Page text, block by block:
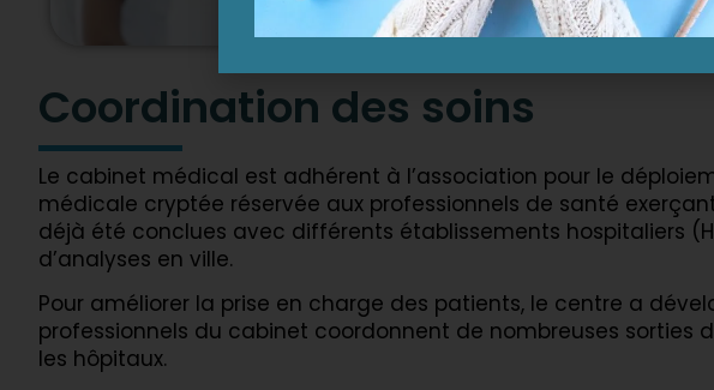
Coordination des soins
Le cabinet médical est adhérent à l’association pour le
médicale cryptée réservée aux professionnels de santé
déjà été conclues avec différents établissements hospitaliers
d’analyses en ville.
Pour améliorer la prise en charge des patients, le centre a
professionnels du cabinet coordonnent de nombreuses sorties
les hôpitaux.